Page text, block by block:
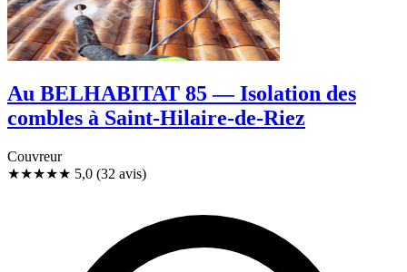
Au BELHABITAT 85 — Isolation des
combles à Saint-Hilaire-de-Riez
Couvreur
★★★★★ 5,0 (32 avis)